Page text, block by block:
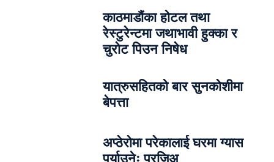
काठमाडौंका होटल तथा
रेस्टुरेन्टमा जथाभावी हुक्का र
चुरोट पिउन निषेध
यात्रुसहितको बार सुनकोशीमा
बेपत्ता
अप्ठेरोमा परेकालाई घरमा ग्यास
पुर्याउनेः प्रजिअ